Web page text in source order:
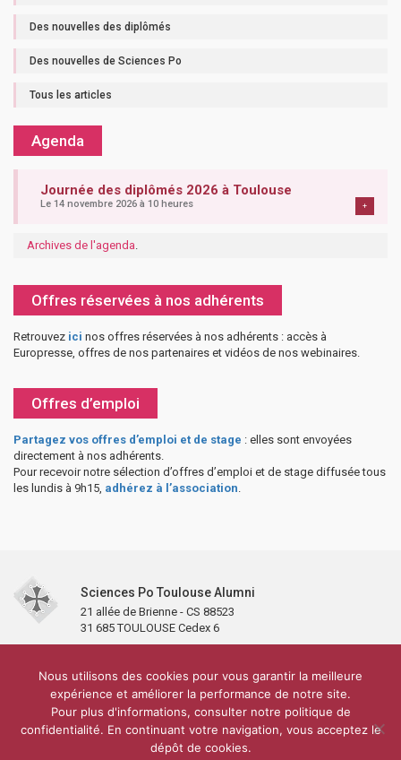
Des nouvelles des diplômés
Des nouvelles de Sciences Po
Tous les articles
Agenda
Journée des diplômés 2026 à Toulouse
Le 14 novembre 2026 à 10 heures +
Archives de l'agenda.
Offres réservées à nos adhérents
Retrouvez ici nos offres réservées à nos adhérents : accès à
Europresse, offres de nos partenaires et vidéos de nos webinaires.
Offres d’emploi
Partagez vos offres d’emploi et de stage : elles sont envoyées
directement à nos adhérents.
Pour recevoir notre sélection d’offres d’emploi et de stage diffusée tous
les lundis à 9h15, adhérez à l’association.
Sciences Po Toulouse Alumni
21 allée de Brienne - CS 88523
31 685 TOULOUSE Cedex 6
Partenaires et soutiens
Lettre d’information
Réseaux sociaux
Sciences Po Toulouse
Carré Alumni de la bibliothèque de Sciences Po Toulouse
10 000 diplômés
Réseau ScPo
Mentions légales Politique de confidentialité
Plan du site
Nous utilisons des cookies pour vous garantir la meilleure
expérience et améliorer la performance de notre site.
Pour plus d'informations, consulter notre politique de
confidentialité. En continuant votre navigation, vous acceptez le
dépôt de cookies.